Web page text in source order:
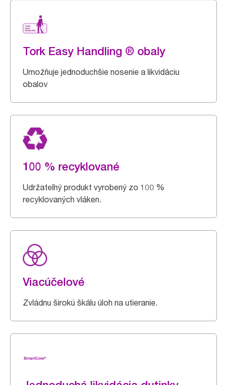
Tork Easy Handling ® obaly
Umožňuje jednoduchšie nosenie a likvidáciu
obalov
100 % recyklované
Udržateľný produkt vyrobený zo 100 %
recyklovaných vláken.
Viacúčelové
Zvládnu širokú škálu úloh na utieranie.